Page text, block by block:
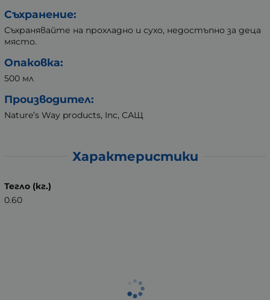
Съхранение:
Съхранявайте на прохладно и сухо, недостъпно за деца
място.
Опаковка:
500 мл
Производител:
Nature’s Way products, Inc, САЩ
Характеристики
Тегло (кг.)
0.60